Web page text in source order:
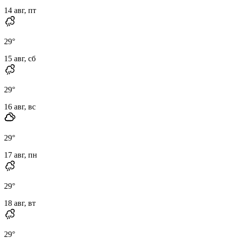
14 авг, пт
29°
15 авг, сб
29°
16 авг, вс
29°
17 авг, пн
29°
18 авг, вт
29°